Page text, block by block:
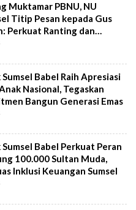
Muktamar PBNU, NU
Titip Pesan kepada Gus
Perkuat Ranting dan
Sumsel Babel Raih Apresiasi
Nasional, Tegaskan
Bangun Generasi Emas
Sumsel Babel Perkuat Peran
100.000 Sultan Muda,
Inklusi Keuangan Sumsel